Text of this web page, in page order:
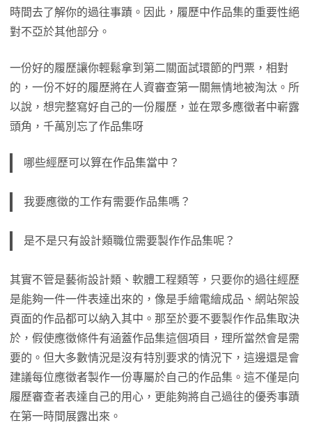
時間去了解你的過往事蹟。因此，履歷中作品集的重要性絕
對不亞於其他部分。
一份好的履歷讓你輕鬆拿到第二關面試環節的門票，相對
的，一份不好的履歷將在人資審查第一關無情地被淘汰。所
以說，想完整寫好自己的一份履歷，並在眾多應徵者中嶄露
頭角，千萬別忘了作品集呀
哪些經歷可以算在作品集當中？
我要應徵的工作有需要作品集嗎？
是不是只有設計類職位需要製作作品集呢？
其實不管是藝術設計類、軟體工程類等，只要你的過往經歷
是能夠一件一件表達出來的，像是手繪電繪成品、網站架設
頁面的作品都可以納入其中。那至於要不要製作作品集取決
於，假使應徵條件有涵蓋作品集這個項目，理所當然會是需
要的。但大多數情況是沒有特別要求的情況下，這邊還是會
建議每位應徵者製作一份專屬於自己的作品集。這不僅是向
履歷審查者表達自己的用心，更能夠將自己過往的優秀事蹟
在第一時間展露出來。